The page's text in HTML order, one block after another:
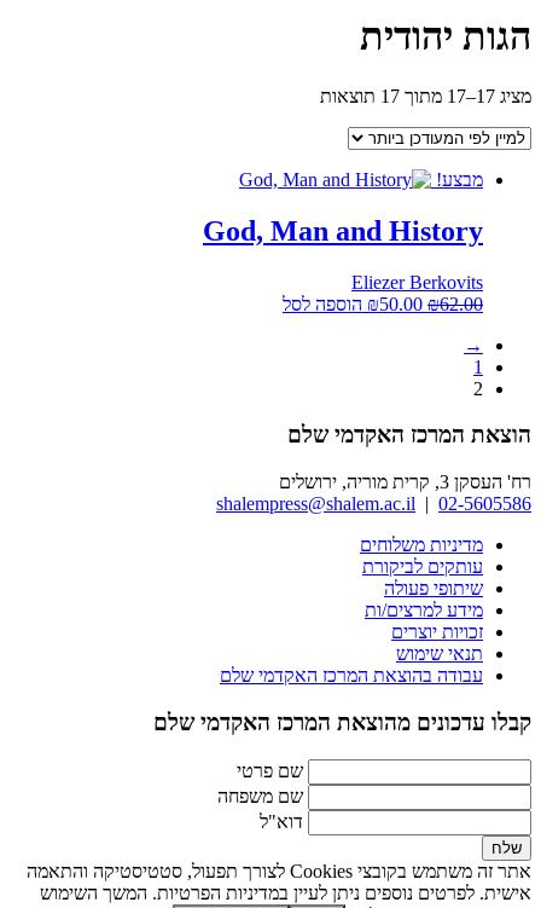
הגות יהודית
מציג 17–17 מתוך 17 תוצאות
ביותר
מבצע!
God, Man and History
Eliezer Berkovits
₪62.00
המחיר₪50.00
המחיר
הוספה לסל
→
1
2
הוצאת המרכז האקדמי שלם
רח' העסקן 3, קרית מוריה, ירושלים
shalempress@shalem.ac.il | 02-5605586
מדיניות משלוחים
עותקים לביקורת
שיתופי פעולה
מידע למרצים/ות
זכויות יוצרים
תנאי שימוש
עבודה בהוצאת המרכז האקדמי שלם
קבלו עדכונים מהוצאת המרכז האקדמי שלם
שם פרטי
שם משפחה
דוא"ל
אתר זה משתמש בקובצי Cookies לצורך תפעול, סטטיסטיקה והתאמה
אישית. לפרטים נוספים ניתן לעיין במדיניות הפרטיות. המשך השימוש